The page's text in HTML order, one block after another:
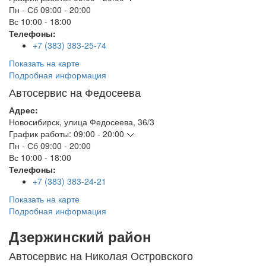
Пн - Сб 09:00 - 20:00
Вс 10:00 - 18:00
Телефоны:
+7 (383) 383-25-74
Показать на карте
Подробная информация
Автосервис на Федосеева
Адрес:
Новосибирск, улица Федосеева, 36/3
График работы: 09:00 - 20:00
Пн - Сб 09:00 - 20:00
Вс 10:00 - 18:00
Телефоны:
+7 (383) 383-24-21
Показать на карте
Подробная информация
Дзержинский район
Автосервис на Николая Островского